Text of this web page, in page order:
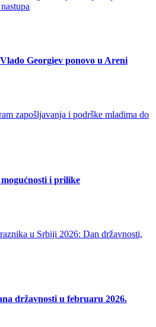
Georgiev ponovo u Areni
i prilike
državnosti u februaru 2026.